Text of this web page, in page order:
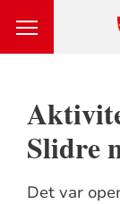
Slidre
Det var